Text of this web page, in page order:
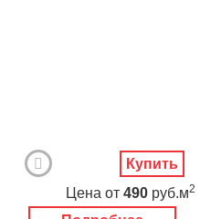
Цена от 490 руб.м2
Купить